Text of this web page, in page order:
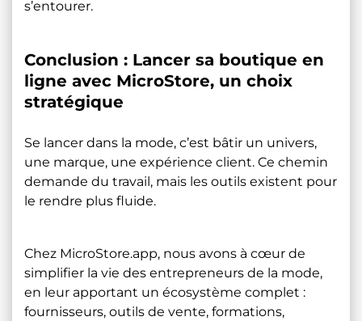
s’entourer.
Conclusion : Lancer sa boutique en
ligne avec MicroStore, un choix
stratégique
Se lancer dans la mode, c’est bâtir un univers,
une marque, une expérience client. Ce chemin
demande du travail, mais les outils existent pour
le rendre plus fluide.
Chez MicroStore.app, nous avons à cœur de
simplifier la vie des entrepreneurs de la mode,
en leur apportant un écosystème complet :
fournisseurs, outils de vente, formations,